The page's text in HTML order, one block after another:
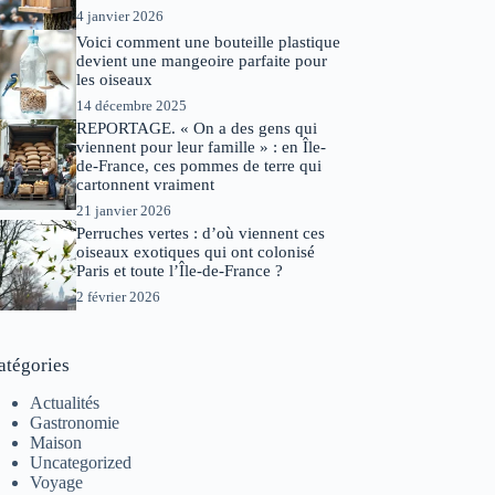
4 janvier 2026
Voici comment une bouteille plastique
devient une mangeoire parfaite pour
les oiseaux
14 décembre 2025
REPORTAGE. « On a des gens qui
viennent pour leur famille » : en Île-
de-France, ces pommes de terre qui
cartonnent vraiment
21 janvier 2026
Perruches vertes : d’où viennent ces
oiseaux exotiques qui ont colonisé
Paris et toute l’Île-de-France ?
2 février 2026
Actualités
Gastronomie
Maison
Uncategorized
Voyage